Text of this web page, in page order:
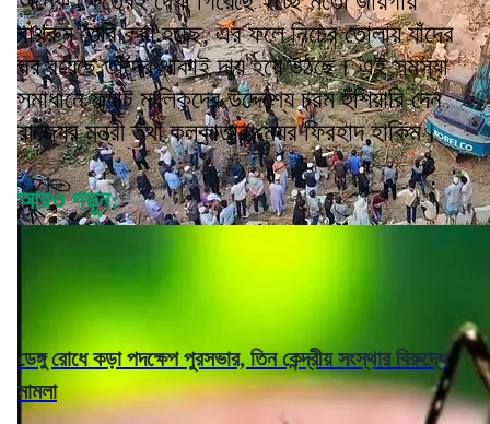
বাথরুম তৈরি করা হচ্ছে, এর ফলে নিচের তোলায় যাঁদের
ঘর রয়েছে তাঁদের থাকাই দায় হয়ে উঠছে। এই সমস্যা
সমাধানে ফ্ল্যাট মালিকদের উদ্দেশ্যে চরম হুঁশিয়ারি দেন
রাজ্যের মন্ত্রী তথা কলকাতার মেয়র ফিরহাদ হাকিম।
আরও পড়ুন:
ডেঙ্গু রোধে কড়া পদক্ষেপ পুরসভার, তিন কেন্দ্রীয় সংস্থার বিরুদ্ধে
মামলা